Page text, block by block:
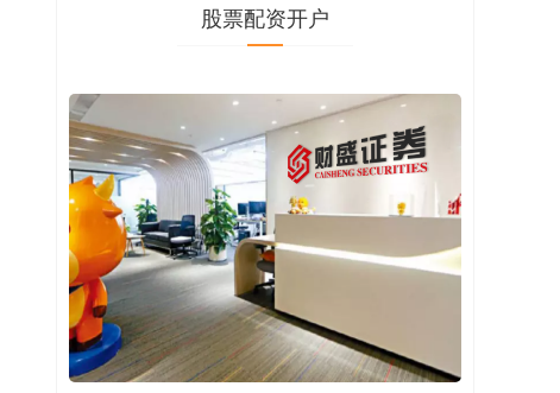
股票配资开户